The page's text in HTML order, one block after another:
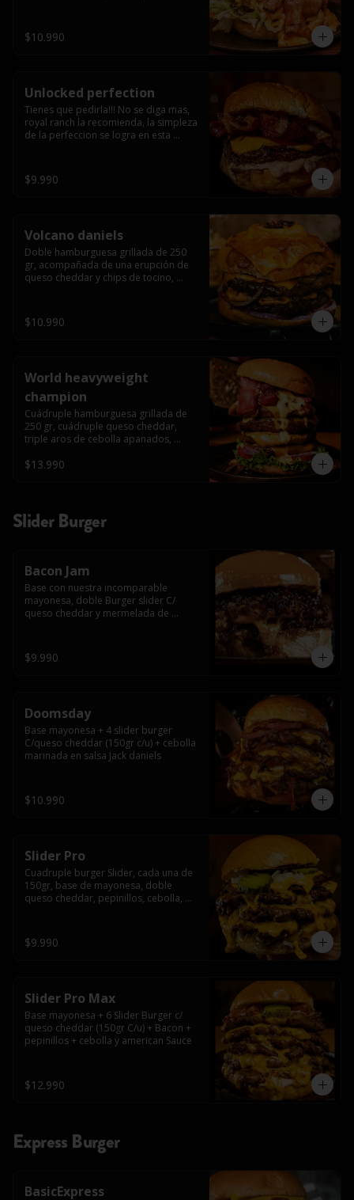
grill y los mas ricos jalapeños
jalapeños de todo texas.
$10.990
Unlocked perfection
Tienes que pedirla!!! No se diga mas,
royal ranch la recomienda, la simpleza
de la perfeccion se logra en esta
bacon secret sause, y tocino (se
recomienda con coccion 3/4).
$9.990
Volcano daniels
Doble hamburguesa grillada de 250
gr, acompañada de una erupción de
queso cheddar y chips de tocino,
americanos todo esto bañado en la
mejor salsa jack daniels al mas puro
$10.990
World heavyweight
champion
Cuádruple hamburguesa grillada de
250 gr, cuádruple queso cheddar,
triple aros de cebolla apanados,
morada, pepinillo, chedar sause y los
$13.990
Slider Burger
Bacon Jam
Base con nuestra incomparable
mayonesa, doble Burger slider C/
queso cheddar y mermelada de
$9.990
Doomsday
Base mayonesa + 4 slider burger
C/queso cheddar (150gr c/u) + cebolla
marinada en salsa Jack daniels
$10.990
Slider Pro
Cuadruple burger Slider, cada una de
150gr, base de mayonesa, doble
queso cheddar, pepinillos, cebolla,
$9.990
Slider Pro Max
Base mayonesa + 6 Slider Burger c/
queso cheddar (150gr C/u) + Bacon +
pepinillos + cebolla y american Sauce
$12.990
Express Burger
BasicExpress